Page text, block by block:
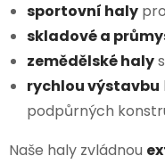
sportovní haly
skladové a
zemědělské haly
rychlou výstavbu
podpůrných
Naše haly zvládnou